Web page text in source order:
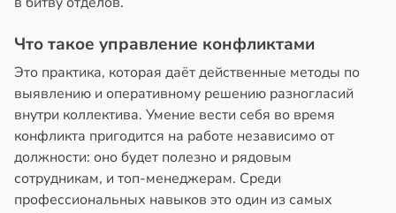
в13:38
Что такое управление конфликтами
Это практика, которая даёт действенные методы по
выявлению и оперативному решению разногласий
внутри коллектива. Умение вести себя во время
конфликта пригодится на работе независимо от
должности: оно будет полезно и рядовым
сотрудникам, и топ-менеджерам. Среди
профессиональных навыков это один из самых